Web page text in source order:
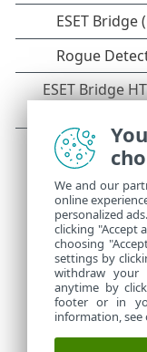
We and our
online
personalized
clicking "Accept
choosing
settings by
withdraw your
anytime by
footer or in
information, see